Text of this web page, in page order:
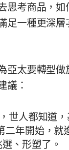
思考商品，
足一種更深
亞太要轉型
議：
世人都知道
年開始，就
、形塑了。